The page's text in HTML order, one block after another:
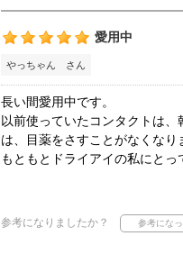
愛用中
やっちゃん さん
長い間愛用中です。
以前使っていたコンタクトは
は、目薬をさすことがなくなり
もともとドライアイの私にとっ
参考になりましたか？